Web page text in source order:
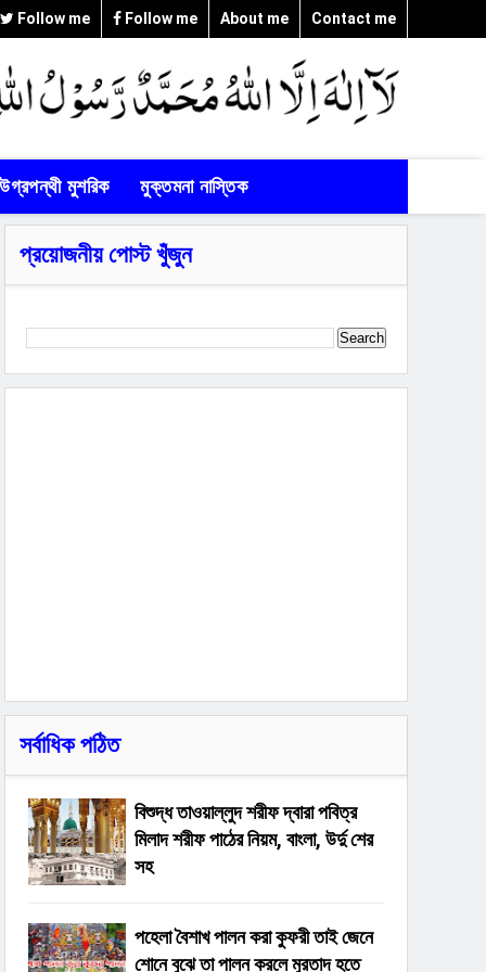
Follow me Follow me About me Contact me
উগ্রপন্থী মুশরিক মুক্তমনা নাস্তিক
প্রয়োজনীয় পোস্ট খুঁজুন
সর্বাধিক পঠিত
বিশুদ্ধ তাওয়াল্লুদ শরীফ দ্বারা পবিত্র
মিলাদ শরীফ পাঠের নিয়ম, বাংলা, উর্দু শের
সহ
পহেলা বৈশাখ পালন করা কুফরী তাই জেনে
শোনে বুঝে তা পালন করলে মুরতাদ হতে